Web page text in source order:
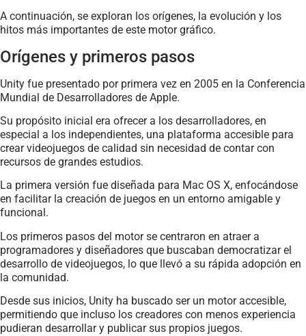
A continuación, se exploran los orígenes, la evolución y los
hitos más importantes de este motor gráfico.
Orígenes y primeros pasos
Unity fue presentado por primera vez en 2005 en la Conferencia
Mundial de Desarrolladores de Apple.
Su propósito inicial era ofrecer a los desarrolladores, en
especial a los independientes, una plataforma accesible para
crear videojuegos de calidad sin necesidad de contar con
recursos de grandes estudios.
La primera versión fue diseñada para Mac OS X, enfocándose
en facilitar la creación de juegos en un entorno amigable y
funcional.
Los primeros pasos del motor se centraron en atraer a
programadores y diseñadores que buscaban democratizar el
desarrollo de videojuegos, lo que llevó a su rápida adopción en
la comunidad.
Desde sus inicios, Unity ha buscado ser un motor accesible,
permitiendo que incluso los creadores con menos experiencia
pudieran desarrollar y publicar sus propios juegos.